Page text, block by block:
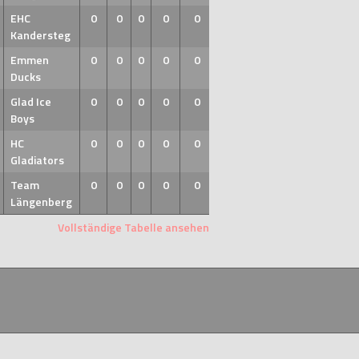
EHC
Kandersteg
0 0 0 0 0
Emmen
Ducks
0 0 0 0 0
Glad Ice
Boys
0 0 0 0 0
HC
Gladiators
0 0 0 0 0
Team
Längenberg
0 0 0 0 0
Vollständige Tabelle ansehen